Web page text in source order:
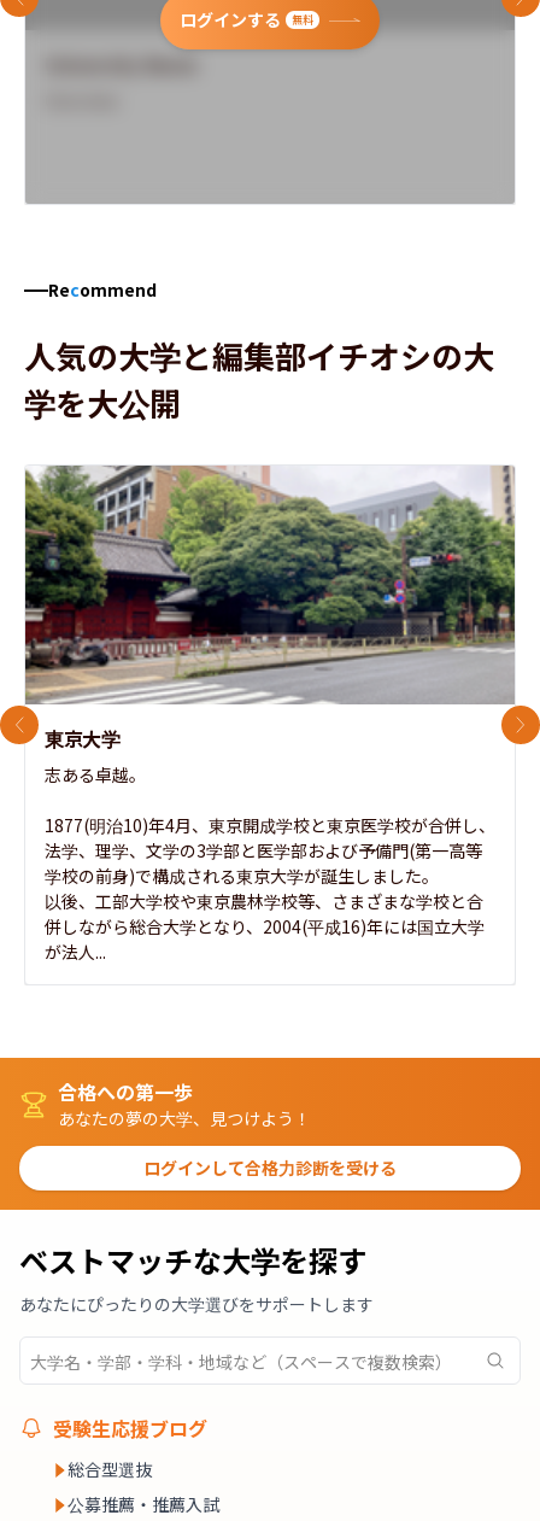
ログインする 無料
前のスライド 次
Recommend
人気の大学と編集部イチオシの大
学を大公開
東京大学
志ある卓越。
1877(明治10)年4月、東京開成学校と東京医学校が合併し、
法学、理学、文学の3学部と医学部および予備門(第一高等
学校の前身)で構成される東京大学が誕生しました。
以後、工部大学校や東京農林学校等、さまざまな学校と合
併しながら総合大学となり、2004(平成16)年には国立大学
が法人...
前のスライド 次
合格への第一歩
あなたの夢の大学、見つけよう！
ログインして合格力診断を受ける
ベストマッチな大学を探す
あなたにぴったりの大学選びをサポートします
受験生応援ブログ
総合型選抜
公募推薦・推薦入試